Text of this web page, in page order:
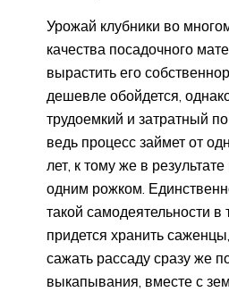
Урожай клубники во
качества посадочного
вырастить его
дешевле обойдется,
трудоемкий и затратный
ведь процесс займет от
лет, к тому же в результате
одним рожком.
такой самодеятельности в
придется хранить
сажать рассаду сразу же
выкапывания, вместе с